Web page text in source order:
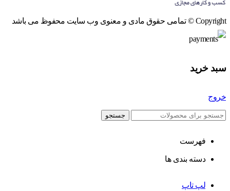
Copyright © تمامی حقوق مادی و معنوی وب سایت محفوظ می باشد
سبد خرید
خروج
جستجو
فهرست
دسته بندی ها
لپ تاپ